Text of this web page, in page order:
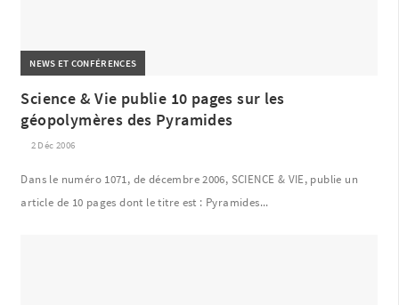
NEWS ET CONFÉRENCES
Science & Vie publie 10 pages sur les
géopolymères des Pyramides
2 Déc 2006
Dans le numéro 1071, de décembre 2006, SCIENCE & VIE, publie un
article de 10 pages dont le titre est : Pyramides...